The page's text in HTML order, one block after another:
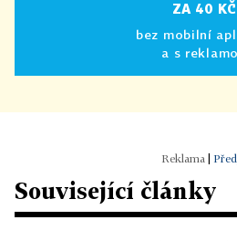
ZA 40 KČ
bez mobilní
a s
Související články